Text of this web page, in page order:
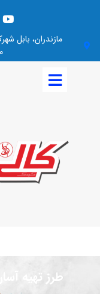
مازندران، بابل
طرز تهیه